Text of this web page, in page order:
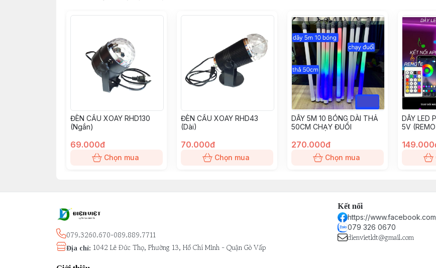
ĐÈN CẦU XOAY RHD130
(Ngắn)
69.000đ
Chọn mua
ĐÈN CẦU XOAY RHD43
(Dài)
70.000đ
Chọn mua
DÂY 5M 10 BÓNG DÀI THẢ
50CM CHẠY ĐUỔI
270.000đ
Chọn mua
DÂY LED
5V
079.3260.670-089.889.7711
Địa chỉ: 1042 Lê Đức Thọ, Phường 13, Hồ Chí Minh - Quận Gò Vấp
Kết nối
https://
079 326 0670
dienvietldt@gmail.com